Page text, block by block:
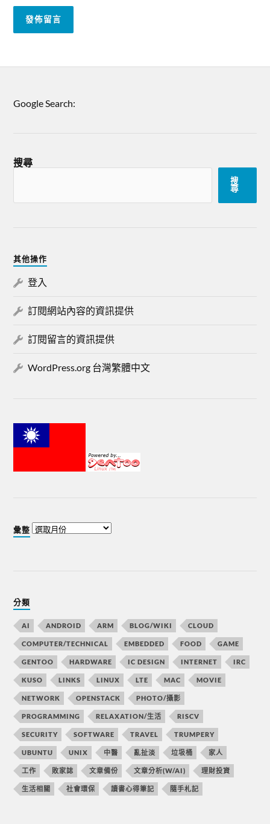
Google Search:
搜尋
搜
尋
其他操作
登入
訂閱網站內容的資訊提供
訂閱留言的資訊提供
WordPress.org 台灣繁體中文
彙整
分類
AI ANDROID ARM BLOG/WIKI CLOUD
COMPUTER/TECHNICAL EMBEDDED FOOD GAME
GENTOO HARDWARE IC DESIGN INTERNET IRC
KUSO LINKS LINUX LTE MAC MOVIE
NETWORK OPENSTACK PHOTO/攝影
PROGRAMMING RELAXATION/生活 RISCV
SECURITY SOFTWARE TRAVEL TRUMPERY
UBUNTU UNIX 中醫 亂扯淡 垃圾桶 家人
工作 敗家誌 文章備份 文章分析(W/AI) 理財投資
生活相關 社會環保 讀書心得筆記 隨手札記